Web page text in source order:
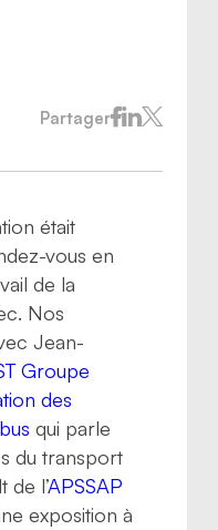
Partager
était
vous en
de la
Nos
Jean-
Groupe
des
qui parle
du transport
de l’APSSAP
exposition à